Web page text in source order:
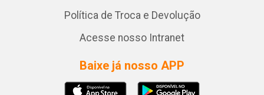
Política de Troca e Devolução
Acesse nosso Intranet
Baixe já nosso APP